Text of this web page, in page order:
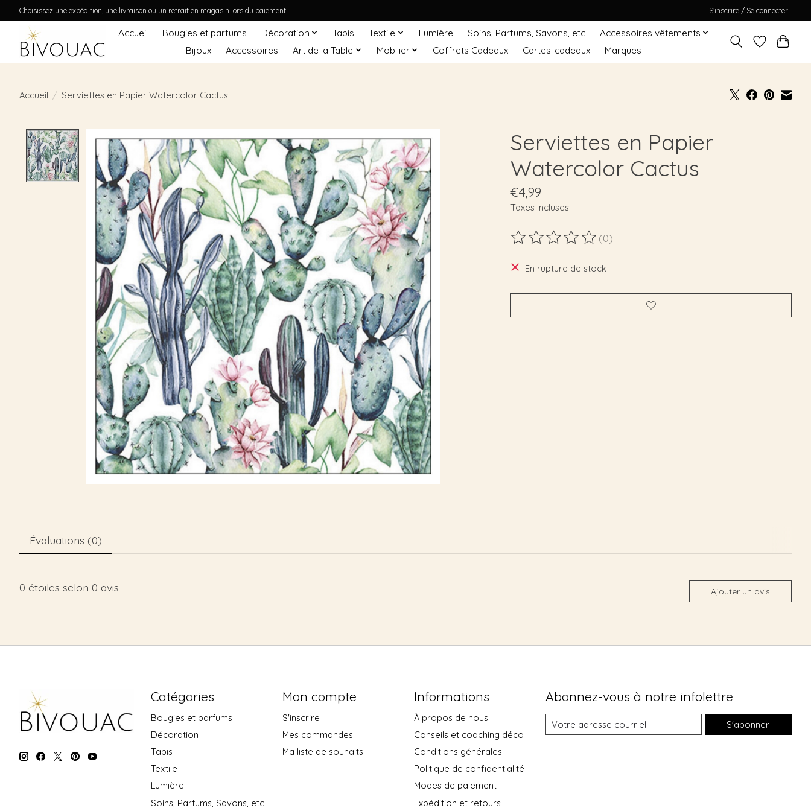
Choisissez une expédition, une livraison ou un retrait en magasin lors du paiement S’inscrire / Se connecter
Accueil Bougies et parfums Décoration Tapis Textile Lumière Soins, Parfums, Savons, etc
Accessoires vêtements
Bijoux
Accessoires Art de la Table Mobilier Coffrets Cadeaux Cartes-cadeaux Marques
Accueil / Serviettes en Papier Watercolor Cactus
Product image slideshow Items
Serviettes en Papier
Watercolor Cactus
€4,99
Taxes incluses
Ce produit est évalué à
(0)
En rupture de stock
Évaluations (0)
0 étoiles selon 0 avis Ajouter un avis
Catégories
Bougies et parfums
Décoration
Tapis
Textile
Lumière
Soins, Parfums, Savons, etc
Mon compte
S'inscrire
Mes commandes
Ma liste de souhaits
Informations
À propos de nous
Conseils et coaching déco
Conditions générales
Politique de confidentialité
Modes de paiement
Expédition et retours
Abonnez-vous à notre infolettre
S'abonner